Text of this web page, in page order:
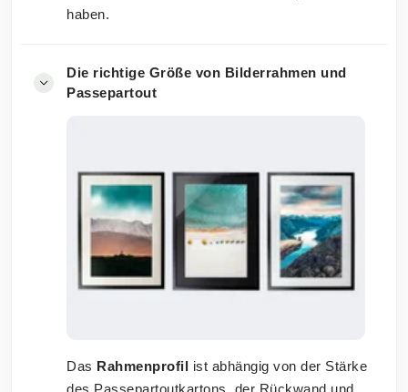
haben.
Die richtige Größe von Bilderrahmen und
Passepartout
Das Rahmenprofil ist abhängig von der Stärke
des Passepartoutkartons, der Rückwand und